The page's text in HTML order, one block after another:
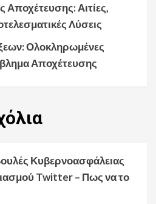
Αιτίες,
Λύσεις
Ολοκληρωμένες
Αποχέτευσης
Κυβερνοασφάλειας
Twitter – Πως να το